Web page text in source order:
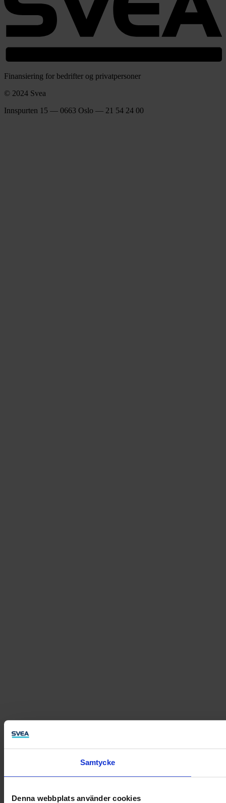
Samtycke
Denna webbplats använder cookies
Finansiering for bedrifter og privatpersoner
© 2024 Svea
Innspurten 15 — 0663 Oslo — 21 54 24 00